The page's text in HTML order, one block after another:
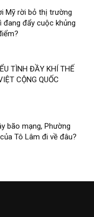
Mỹ rời bỏ thị trường
đang đẩy cuộc khủng
TÌNH ĐẦY KHÍ THẾ
CỘNG QUỐC
bão mạng, Phường
Tô Lâm đi về đâu?